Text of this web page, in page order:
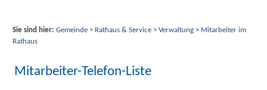
Sie sind hier: Gemeinde> Rathaus & Service> Verwaltung> Mitarbeiter im
Rathaus
Mitarbeiter-Telefon-Liste